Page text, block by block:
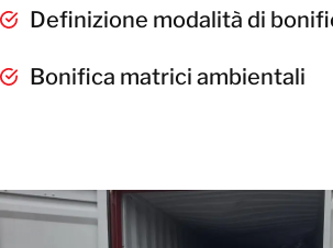
Definizione modalità di
Bonifica matrici ambientali